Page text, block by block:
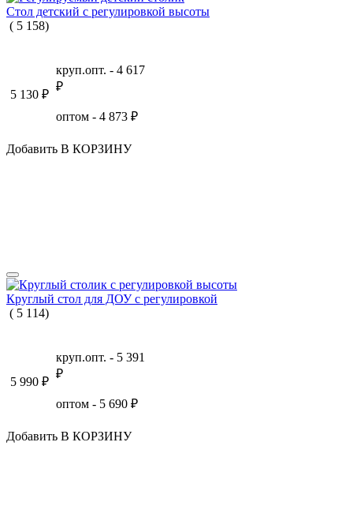
Стол детский с регулировкой высоты
( 5 158)
5 130 ₽
круп.опт. - 4 617
₽
оптом - 4 873 ₽
Добавить В КОРЗИНУ
Круглый стол для ДОУ с регулировкой
( 5 114)
5 990 ₽
круп.опт. - 5 391
₽
оптом - 5 690 ₽
Добавить В КОРЗИНУ